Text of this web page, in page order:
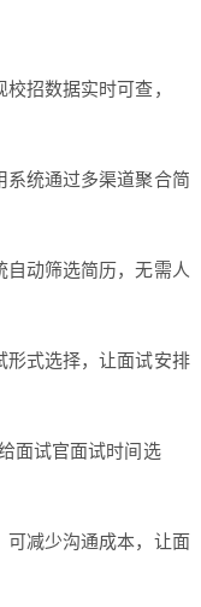
招数据实时可查，
系统通过多渠道聚合简
动筛选简历，无需人
形式选择，让面试安排
面试官面试时间选
可减少沟通成本，让面